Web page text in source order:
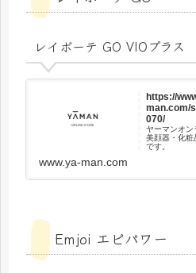
レイボーテ GO VIOプラス
https://
man.com/
070/
ヤーマンオン
美顔器・化粧
です。
www.ya-man.com
Emjoi エピパワー